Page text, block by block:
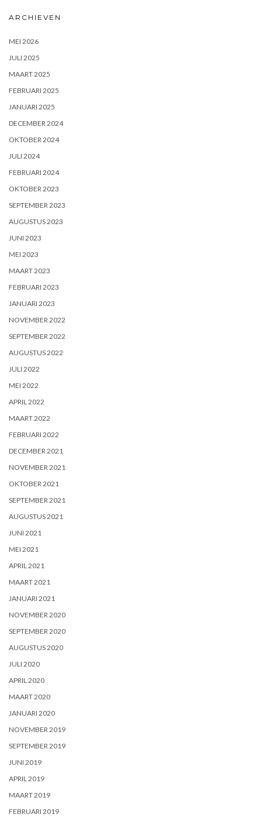
ARCHIEVEN
MEI 2026
JULI 2025
MAART 2025
FEBRUARI 2025
JANUARI 2025
DECEMBER 2024
OKTOBER 2024
JULI 2024
FEBRUARI 2024
OKTOBER 2023
SEPTEMBER 2023
AUGUSTUS 2023
JUNI 2023
MEI 2023
MAART 2023
FEBRUARI 2023
JANUARI 2023
NOVEMBER 2022
SEPTEMBER 2022
AUGUSTUS 2022
JULI 2022
MEI 2022
APRIL 2022
MAART 2022
FEBRUARI 2022
DECEMBER 2021
NOVEMBER 2021
OKTOBER 2021
SEPTEMBER 2021
AUGUSTUS 2021
JUNI 2021
MEI 2021
APRIL 2021
MAART 2021
JANUARI 2021
NOVEMBER 2020
SEPTEMBER 2020
AUGUSTUS 2020
JULI 2020
APRIL 2020
MAART 2020
JANUARI 2020
NOVEMBER 2019
SEPTEMBER 2019
JUNI 2019
APRIL 2019
MAART 2019
FEBRUARI 2019